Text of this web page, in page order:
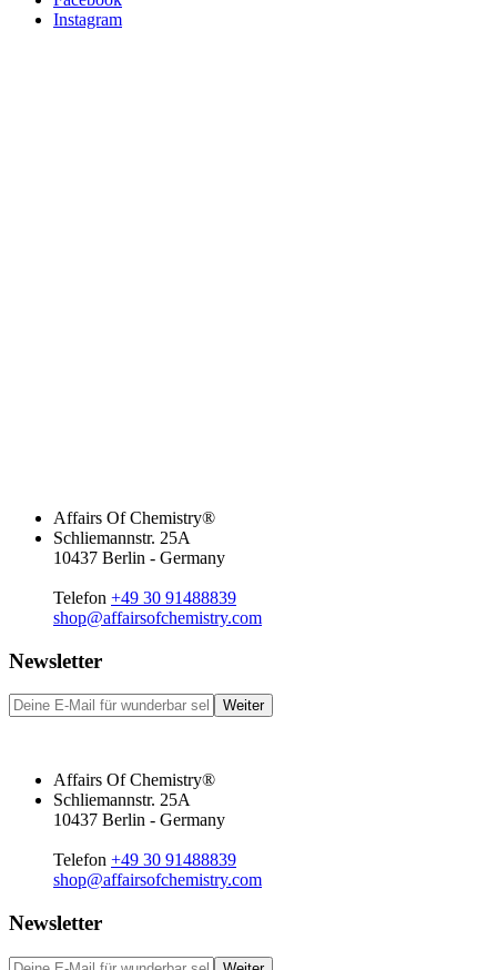
Instagram
Affairs Of Chemistry®
Schliemannstr. 25A
10437 Berlin - Germany
Telefon +49 30 91488839
shop@affairsofchemistry.com
Newsletter
Weiter
Affairs Of Chemistry®
Schliemannstr. 25A
10437 Berlin - Germany
Telefon +49 30 91488839
shop@affairsofchemistry.com
Newsletter